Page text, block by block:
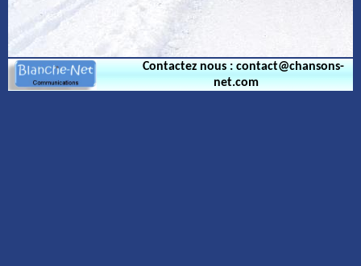
Contactez nous : contact@chansons-
net.com